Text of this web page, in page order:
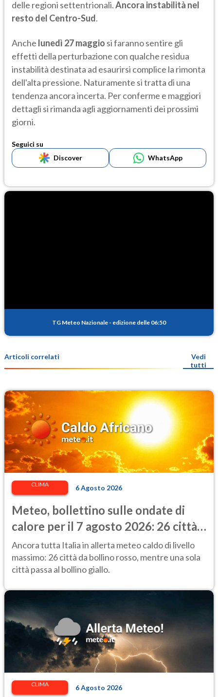
delle regioni settentrionali.Ancora instabilità nel
resto del Centro-Sud.
Anche lunedì 27 maggio si faranno sentire gli
effetti della perturbazione con qualche residua
instabilità destinata ad esaurirsi complice la rimonta
dell'alta pressione. Naturamente si tratta di una
tendenza ancora incerta. Per conferme e maggiori
dettagli si rimanda agli aggiornamenti dei prossimi
giorni.
Seguici su
Discover
WhatsApp
TG Meteo Nazionale - edizione delle 06:50
Articoli correlati
Vedi
tutti
CLIMA 6 Agosto 2026
Meteo, bollettino sulle ondate di
calore per il 7 agosto 2026: 26 città
da bollino rosso in Italia
Ancora tutta Italia in allerta meteo caldo di livello
massimo: 26 città da bollino rosso, mentre una sola
città passa al bollino giallo.
CLIMA 6 Agosto 2026